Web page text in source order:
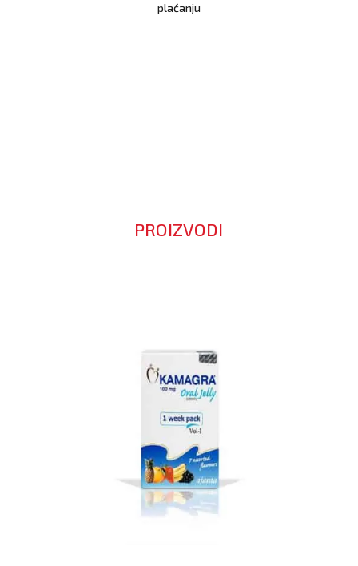
plaćanju
PROIZVODI